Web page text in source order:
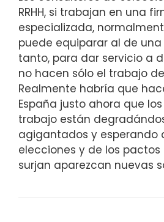
RRHH, si trabajan en una
especializada,
puede equiparar al de
tanto, para dar servicio a
no hacen sólo el trabajo
Realmente habría que
España justo ahora que
trabajo están
agigantados y esperando
elecciones y de los
surjan aparezcan nuevas